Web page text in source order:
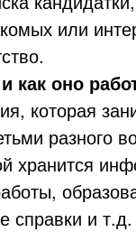
или
и как оно
которая
разного
хранится
и т.д.